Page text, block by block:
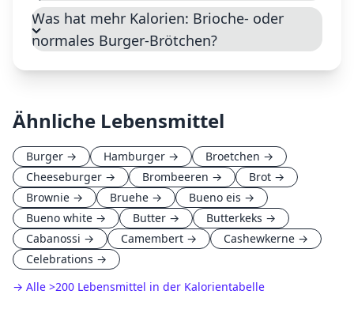
Was hat mehr Kalorien: Brioche- oder
normales Burger-Brötchen?
Ähnliche Lebensmittel
Burger → Hamburger → Broetchen →
Cheeseburger → Brombeeren → Brot →
Brownie → Bruehe → Bueno eis →
Bueno white → Butter → Butterkeks →
Cabanossi → Camembert → Cashewkerne →
Celebrations →
→ Alle >200 Lebensmittel in der Kalorientabelle